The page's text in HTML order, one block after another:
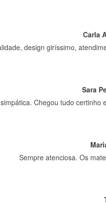
Carla
design giríssimo,
Sara
Chegou tudo
Sempre atenciosa. Os